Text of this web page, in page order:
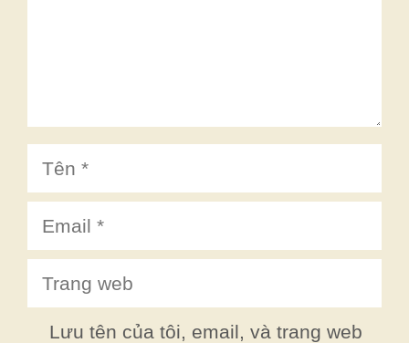
Tên
Email
Trang
web
Lưu tên của tôi, email, và trang web